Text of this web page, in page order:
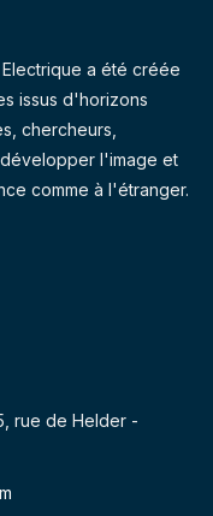
a été créée
issus d'horizons
chercheurs,
l'image et
comme à l'étranger.
rue de Helder -